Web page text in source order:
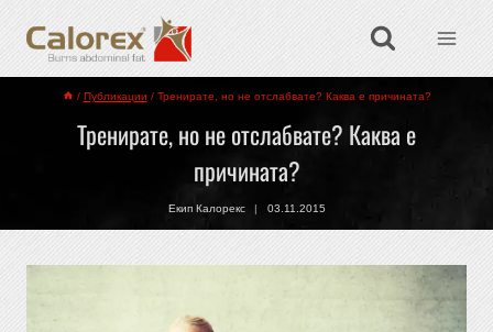
/ Публикации / Тренирате, но не отслабвате? Каква е причината?
Тренирате, но не отслабвате? Каква е
причината?
Екип Калорекс 03.11.2015